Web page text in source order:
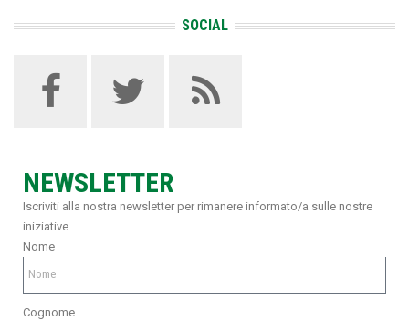
SOCIAL
NEWSLETTER
Iscriviti alla nostra newsletter per rimanere informato/a sulle nostre
iniziative.
Nome
Cognome